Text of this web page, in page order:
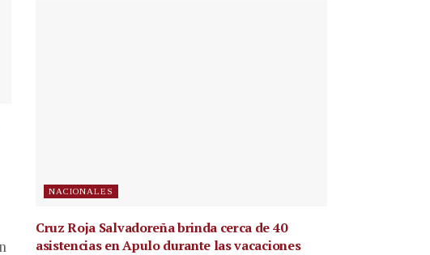
NACIONALES
Cruz Roja Salvadoreña brinda cerca de 40
asistencias en Apulo durante las vacaciones